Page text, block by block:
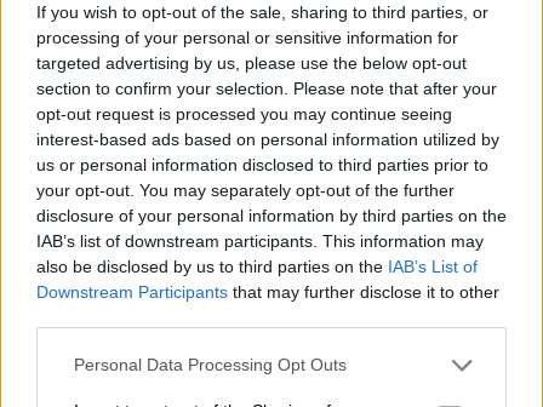
If you wish to opt-out of the sale, sharing to third parties, or
processing of your personal or sensitive information for
targeted advertising by us, please use the below opt-out
section to confirm your selection. Please note that after your
opt-out request is processed you may continue seeing
interest-based ads based on personal information utilized by
us or personal information disclosed to third parties prior to
your opt-out. You may separately opt-out of the further
disclosure of your personal information by third parties on the
IAB’s list of downstream participants. This information may
also be disclosed by us to third parties on the IAB’s List of
Downstream Participants that may further disclose it to other
Please note that this website/app uses one or more Google
Personal Data Processing Opt Outs
τη θάλασσα στην προστατευόμενη
λιμνοθάλασσα Natura
Ο 59χρονος, ειδικότερα, καταδικάστηκε από
το δικαστήριο σε τέσσερα έτη και τέσσερις
μήνες φυλάκισης με αναστολή και χρηματική
ποινή 1.600 ευρώ. Μάλιστα ηοικογένεια
καλείται να πληρώνει τροφεία για τη
φυλάκιση του 59χρονου, όπως προβλέπεται
από το νόμο καθώς ήταν αίτημα αστικού
χαρακτήρα.